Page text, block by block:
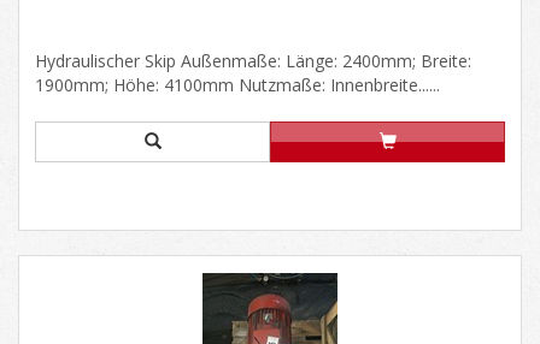
Hydraulischer Skip Außenmaße: Länge: 2400mm; Breite:
1900mm; Höhe: 4100mm Nutzmaße: Innenbreite......